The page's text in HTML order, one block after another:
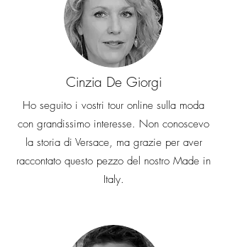
Cinzia De Giorgi
Ho seguito i vostri tour online sulla moda
con grandissimo interesse. Non conoscevo
la storia di Versace, ma grazie per aver
raccontato questo pezzo del nostro Made in
Italy.